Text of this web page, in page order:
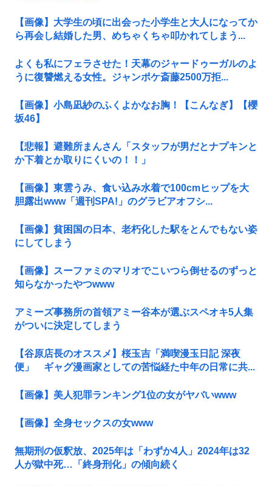
【画像】大学生の頃に出会った小学生と大人になってか
ら再会し結婚した男、めちゃくちゃ叩かれてしまう...
よくも私にフェラさせた！天幕のジャードゥーガルのよ
うに復讐燃える女性。ジャンポケ斎藤2500万拒...
【画像】小島凪紗のふくよかなお胸！【こんなぎ】【櫻
坂46】
【悲報】避難所まんさん「スタッフが男だとナプキンと
か下着とか取りにくいの！！」
【画像】東雲うみ、食い込み水着で100cmヒップを大
胆露出www「週刊SPA!」のグラビアオフシ...
【画像】貧困国の日本、老朽化した駅をとんでもない姿
にしてしまう
【画像】スーファミのマリオでこいつら倒せるのずっと
知らなかったやつwww
アミーズ事務所の首領アミー谷本が選ぶスペオキ5人集
がついに決定してしまう
【谷原店長のオススメ】桜玉吉「満喫漫玉日記 深夜
便」 ギャグ漫画家としての苦悩経た中年の日常に共...
【画像】美人犯罪ランキング1位の女がヤバいwww
【画像】全身セックスの女www
無期刑の仮釈放、2025年は「わずか4人」2024年は32
人が獄中死…「終身刑化」の傾向続く